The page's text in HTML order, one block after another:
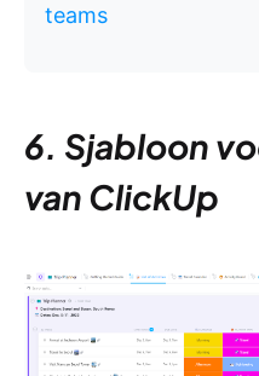
teams
6. Sjabloon
van ClickUp